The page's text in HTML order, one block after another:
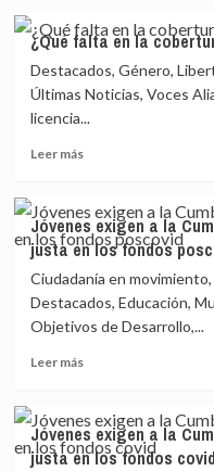
¿Qué
falta
en
la
covid?
¿Qué falta en la
Destacados, Género,
Últimas Noticias, Voces
licencia...
Leer másLeer
¿Qué
falta
en
la
cobertura
covid?
Mujeres
Jóvenes exigen a la
justa en los fondos
Ciudadanía en
Destacados, Educación,
Objetivos de Desarrollo,...
Leer másLeer
Jóvenes
exigen
a
Jóvenes exigen a la
justa en los fondos covid